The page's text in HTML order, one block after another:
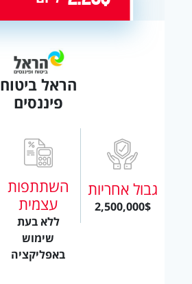
הראל ביטוח
פיננסים
גבול אחריות
2,500,000$
השתתפות
עצמית
ללא בעת
שימוש
באפליקציה